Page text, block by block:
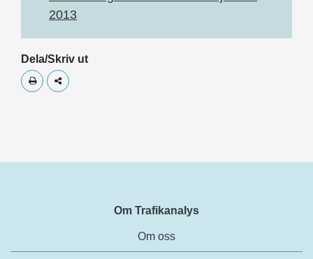
2013
Dela/Skriv ut
Skriv utDela
Om Trafikanalys
Om oss